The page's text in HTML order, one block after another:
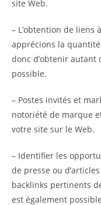
site Web.
– L’obtention de
apprécions la
donc d’obtenir
possible.
– Postes invités et
notoriété de marque
votre site sur le Web.
– Identifier les
de presse ou
backlinks pertinents
est également